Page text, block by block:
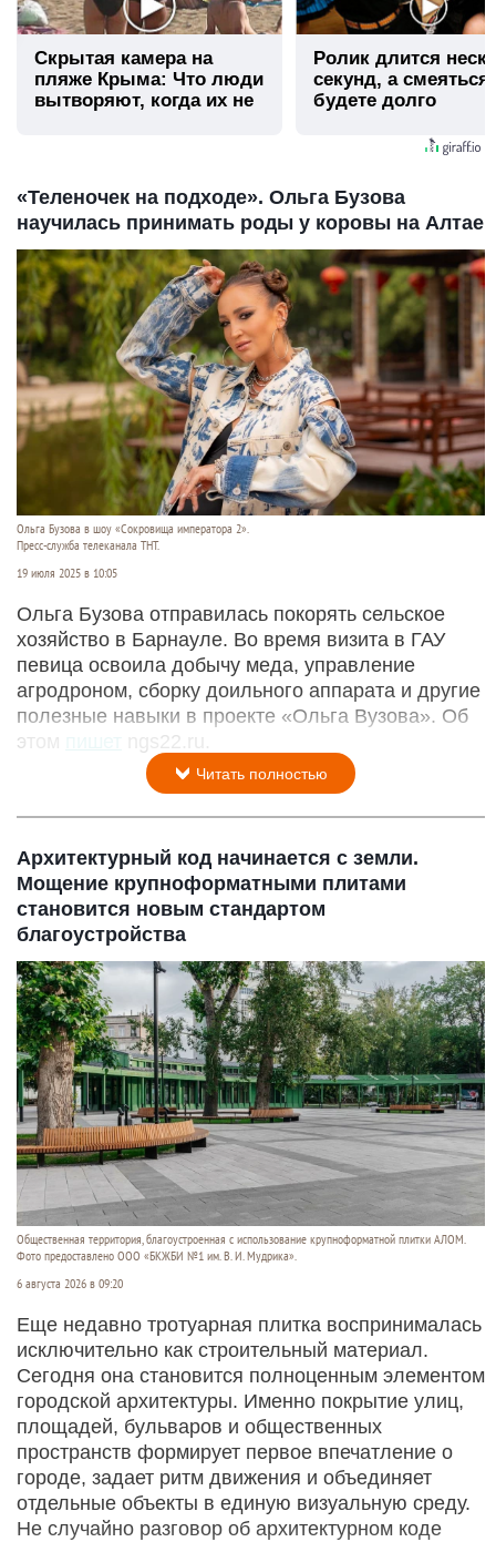
Скрытая камера на
пляже Крыма: Что люди
вытворяют, когда их не
Ролик длится
секунд, а
будете долго
«Теленочек на подходе». Ольга Бузова
научилась принимать роды у коровы на Алтае
Ольга Бузова в шоу «Сокровища императора 2».
Пресс-служба телеканала ТНТ.
19 июля 2025 в 10:05
Ольга Бузова отправилась покорять сельское
хозяйство в Барнауле. Во время визита в ГАУ
певица освоила добычу меда, управление
агродроном, сборку доильного аппарата и другие
полезные навыки в проекте «Ольга Вузова». Об
этом
ngs22.ru.
Читать полностью
Архитектурный код начинается с земли.
Мощение крупноформатными плитами
становится новым стандартом
благоустройства
Общественная территория, благоустроенная с использование крупноформатной плитки АЛОМ.
Фото предоставлено ООО «БКЖБИ №1 им. В. И. Мудрика».
6 августа 2026 в 09:20
Еще недавно тротуарная плитка воспринималась
исключительно как строительный материал.
Сегодня она становится полноценным элементом
городской архитектуры. Именно покрытие улиц,
площадей, бульваров и общественных
пространств формирует первое впечатление о
городе, задает ритм движения и объединяет
отдельные объекты в единую визуальную среду.
Не случайно разговор об архитектурном коде